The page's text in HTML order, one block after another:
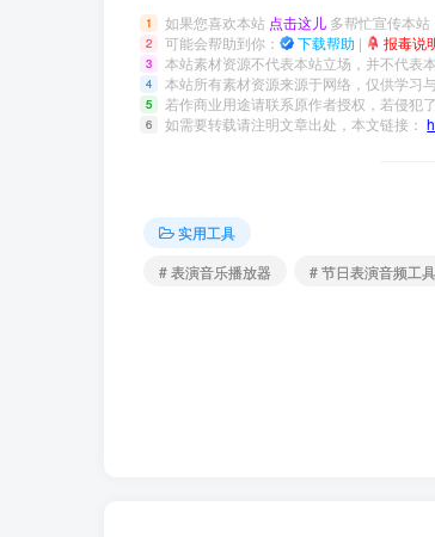
1 如果您喜欢本站 点击这儿 多帮忙宣传本站
2 可能会帮助到你： 下载帮助 | 报毒说
3 本站素材资源不代表本站立场，并不代表
4 本站所有素材资源来源于网络，仅供学习
5 若作商业用途请联系原作者授权，若侵犯
6 如需要转载请注明文章出处，本文链接：
实用工具
# 表演音乐播放器
# 节日表演音频工具